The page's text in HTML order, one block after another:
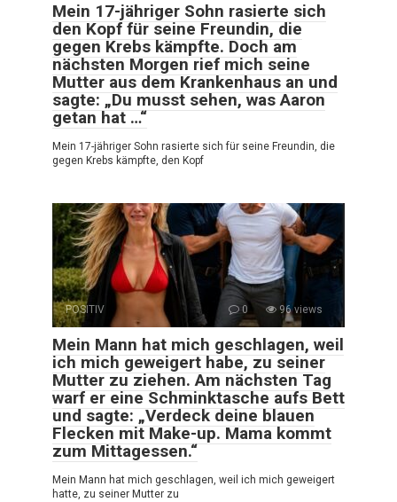
Mein 17-jähriger Sohn rasierte sich
den Kopf für seine Freundin, die
gegen Krebs kämpfte. Doch am
nächsten Morgen rief mich seine
Mutter aus dem Krankenhaus an und
sagte: „Du musst sehen, was Aaron
getan hat …“
Mein 17-jähriger Sohn rasierte sich für seine Freundin, die
gegen Krebs kämpfte, den Kopf
POSITIV 0 96 views
Mein Mann hat mich geschlagen, weil
ich mich geweigert habe, zu seiner
Mutter zu ziehen. Am nächsten Tag
warf er eine Schminktasche aufs Bett
und sagte: „Verdeck deine blauen
Flecken mit Make-up. Mama kommt
zum Mittagessen.“
Mein Mann hat mich geschlagen, weil ich mich geweigert
hatte, zu seiner Mutter zu